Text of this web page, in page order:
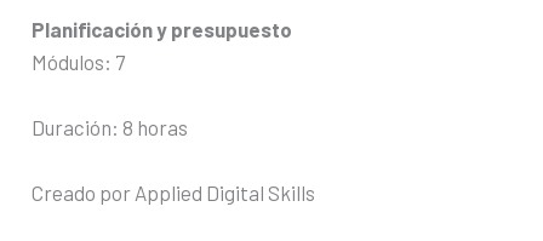
Planificación y presupuesto
Módulos: 7
Duración: 8 horas
Creado por Applied Digital Skills